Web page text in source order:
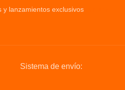
y lanzamientos exclusivos
Sistema de envío: